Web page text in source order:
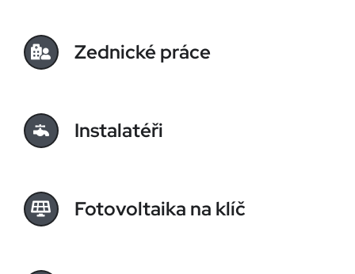
Zednické práce
Instalatéři
Fotovoltaika na klíč